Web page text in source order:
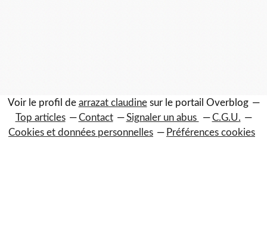
Voir le profil de arrazat claudinesur le portail Overblog
Top articles
Contact Signaler un abus
C.G.U.
Cookies et données personnelles
Préférences cookies